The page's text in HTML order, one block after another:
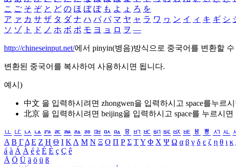
こ ご そ ぞ と ど の ほ ぼ ぽ も よ ょ ろ を
ア ァ カ サ ザ タ ダ ナ ハ バ パ マ ヤ ャ ラ ワ ヮ ン イ ィ キ ギ シ
ソ ゾ ト ド ノ ホ ボ ポ モ ヨ ョ ロ ヲ ―
http://chineseinput.net/에서 pinyin(병음)방식으로 중국어를 변환할
변환된 중국어를 복사하여 사용하시면 됩니다.
예시)
中文 을 입력하시려면 zhongwen을 입력하시고 space를누르
北京 을 입력하시려면 beijing을 입력하시고 space를 누르시면
ㅥ ㅦ ㅧ ㅨ ㅩ ㅪ ㅫ ㅬ ㅭ ㅮ ㅯ ㅰ ㅱ ㅲ ㅳ ㅴ ㅵ ㅶ ㅷ ㅸ ㅹ ㅺ ㅻ
Α Β ΓΔ Ε Ζ Η Θ Ι ΚΛ Μ Ν Ξ Ο Π Ρ Σ ΤΥ Φ Χ Ψ Ω α β γ δ ε ζ η θ ι κ
á à Á À é è É È ç Ç ê
Ä Ö Ü ä ö ü ß